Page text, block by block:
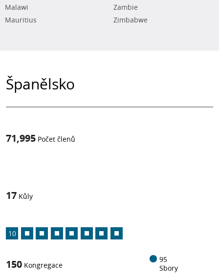
Malawi
Mauritius
Zambie
Zimbabwe
Španělsko
71,995 Počet členů
17 Kůly
10
150 Kongregace
95
Sbory